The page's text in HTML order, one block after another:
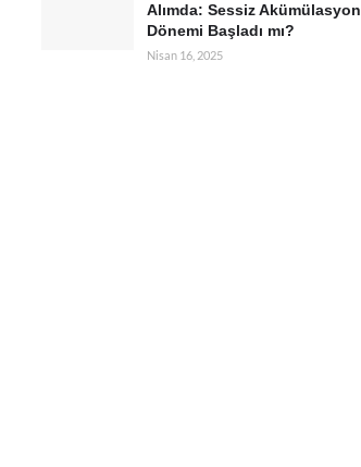
Alımda: Sessiz Akümülasyon
Dönemi Başladı mı?
Nisan 16, 2025